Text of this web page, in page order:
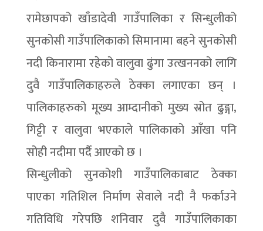
रामेछापको खाँडादेवी गाउँपालिका र सिन्धुलीको
सुनकोसी गाउँपालिकाको सिमानामा बहने सुनकोसी
नदी किनारामा रहेको वालुवा ढुंगा उत्खननको लागि
दुवै गाउँपालिकाहरुले ठेक्का लगाएका छन् ।
पालिकाहरुको मूख्य आम्दानीको मुख्य स्रोत ढुङ्गा,
गिट्टी र वालुवा भएकाले पालिकाको आँखा पनि
सोही नदीमा पर्दै आएको छ ।
सिन्धुलीको सुनकोशी गाउँपालिकाबाट ठेक्का
पाएका गतिशिल निर्माण सेवाले नदी नै फर्काउने
गतिविधि गरेपछि शनिवार दुवै गाउँपालिकाका